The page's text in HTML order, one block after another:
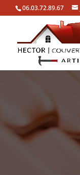
06.03.72.89.67